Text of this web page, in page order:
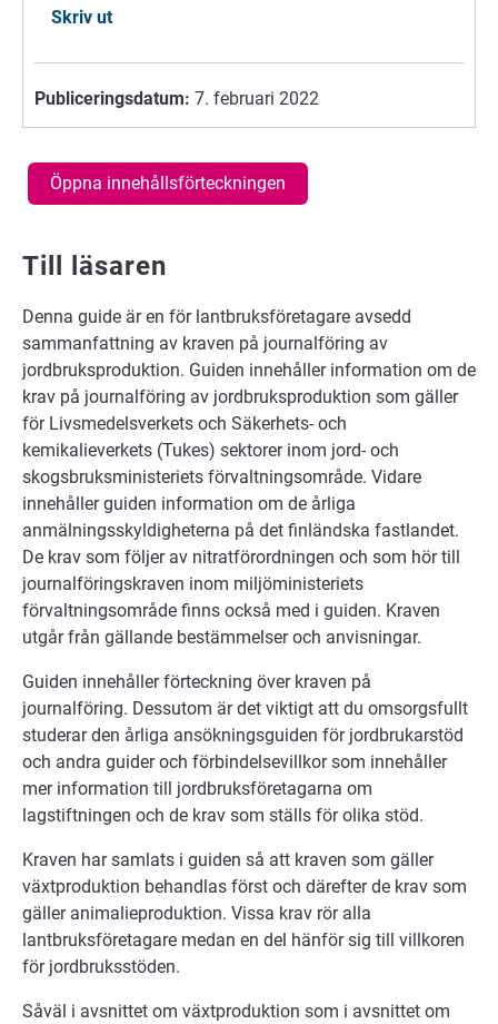
Skriv ut
Publiceringsdatum: 7. februari 2022
Öppna innehållsförteckningen
Till läsaren
Denna guide är en för lantbruksföretagare avsedd
sammanfattning av kraven på journalföring av
jordbruksproduktion. Guiden innehåller information om de
krav på journalföring av jordbruksproduktion som gäller
för Livsmedelsverkets och Säkerhets- och
kemikalieverkets (Tukes) sektorer inom jord- och
skogsbruksministeriets förvaltningsområde. Vidare
innehåller guiden information om de årliga
anmälningsskyldigheterna på det finländska fastlandet.
De krav som följer av nitratförordningen och som hör till
journalföringskraven inom miljöministeriets
förvaltningsområde finns också med i guiden. Kraven
utgår från gällande bestämmelser och anvisningar.
Guiden innehåller förteckning över kraven på
journalföring. Dessutom är det viktigt att du omsorgsfullt
studerar den årliga ansökningsguiden för jordbrukarstöd
och andra guider och förbindelsevillkor som innehåller
mer information till jordbruksföretagarna om
lagstiftningen och de krav som ställs för olika stöd.
Kraven har samlats i guiden så att kraven som gäller
växtproduktion behandlas först och därefter de krav som
gäller animalieproduktion. Vissa krav rör alla
lantbruksföretagare medan en del hänför sig till villkoren
för jordbruksstöden.
Såväl i avsnittet om växtproduktion som i avsnittet om